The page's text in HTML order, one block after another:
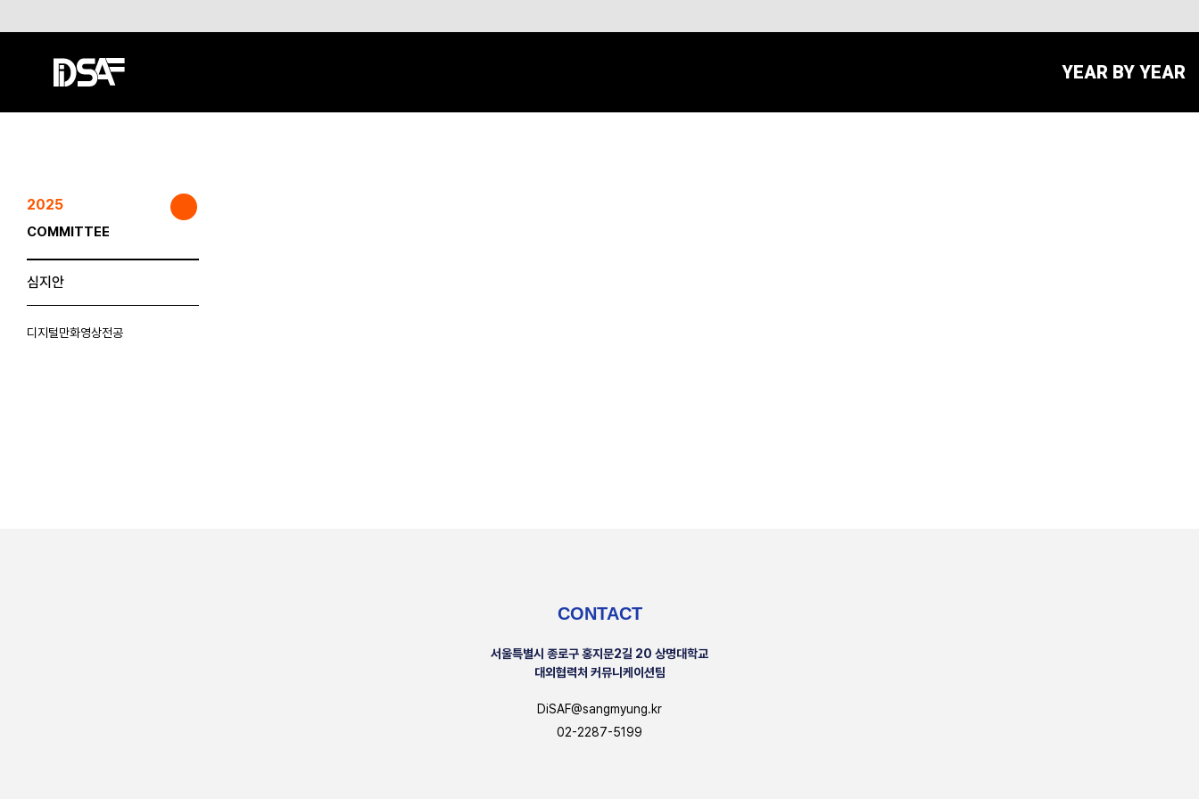
YEAR BY YEAR
2025
COMMITTEE
심지안
디지털만화영상전공
CONTACT
서울특별시 종로구 홍지문2길 20 상명대학교
대외협력처 커뮤니케이션팀
DiSAF@sangmyung.kr
02-2287-5199